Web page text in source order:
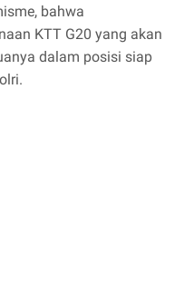
bahwa
KTT G20 yang akan
dalam posisi siap